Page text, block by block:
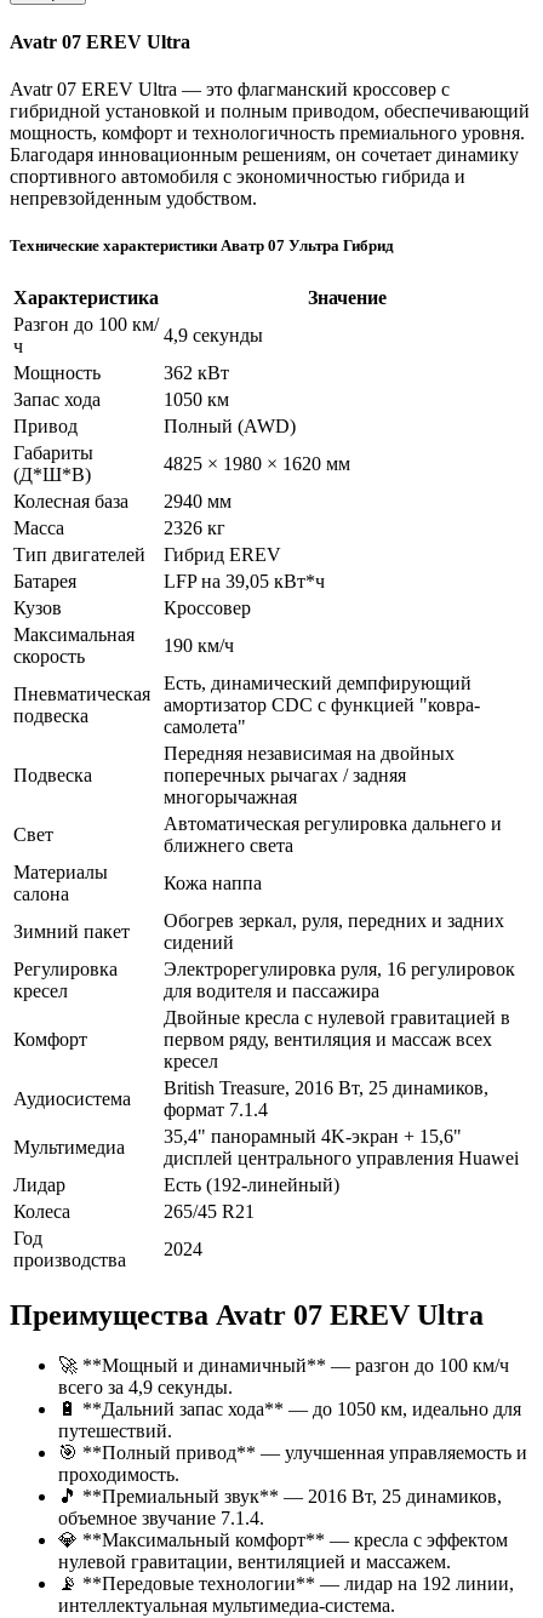
Avatr 07 EREV Ultra
Avatr 07 EREV Ultra — это флагманский кроссовер с
гибридной установкой и полным приводом, обеспечивающий
мощность, комфорт и технологичность премиального уровня.
Благодаря инновационным решениям, он сочетает динамику
спортивного автомобиля с экономичностью гибрида и
непревзойденным удобством.
Технические характеристики Аватр 07 Ультра Гибрид
Характеристика
Значение
Разгон до 100 км/
ч
4,9 секунды
Мощность
362 кВт
Запас хода
1050 км
Привод
Полный (AWD)
Габариты
(Д*Ш*В)
4825 × 1980 × 1620 мм
Колесная база
2940 мм
Масса
2326 кг
Тип двигателей
Гибрид EREV
Батарея
LFP на 39,05 кВт*ч
Кузов
Кроссовер
Максимальная
скорость
190 км/ч
Пневматическая
подвеска
Есть, динамический демпфирующий
амортизатор CDC с функцией "ковра-
самолета"
Подвеска
Передняя независимая на двойных
поперечных рычагах / задняя
многорычажная
Свет
Автоматическая регулировка дальнего и
ближнего света
Материалы
салона
Кожа наппа
Зимний пакет
Обогрев зеркал, руля, передних и задних
сидений
Регулировка
кресел
Электрорегулировка руля, 16 регулировок
для водителя и пассажира
Комфорт
Двойные кресла с нулевой гравитацией в
первом ряду, вентиляция и массаж всех
кресел
Аудиосистема
British Treasure, 2016 Вт, 25 динамиков,
формат 7.1.4
Мультимедиа
35,4" панорамный 4K-экран + 15,6"
дисплей центрального управления Huawei
Лидар
Есть (192-линейный)
Колеса
265/45 R21
Год
производства
2024
Преимущества Avatr 07 EREV Ultra
🚀 **Мощный и динамичный** — разгон до 100 км/ч
всего за 4,9 секунды.
🔋 **Дальний запас хода** — до 1050 км, идеально для
путешествий.
🎯 **Полный привод** — улучшенная управляемость и
проходимость.
🎵 **Премиальный звук** — 2016 Вт, 25 динамиков,
объемное звучание 7.1.4.
💎 **Максимальный комфорт** — кресла с эффектом
нулевой гравитации, вентиляцией и массажем.
📡 **Передовые технологии** — лидар на 192 линии,
интеллектуальная мультимедиа-система.